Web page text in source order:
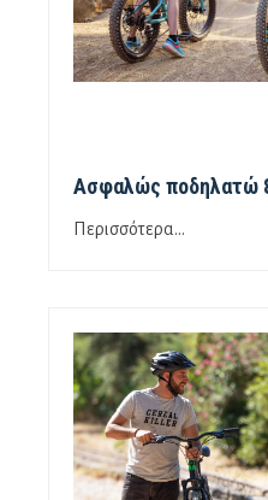
Ασφαλώς ποδηλατώ
Περισσότερα...